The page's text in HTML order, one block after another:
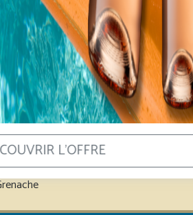
32,50€
Ajouter au panier
L'OFFRE